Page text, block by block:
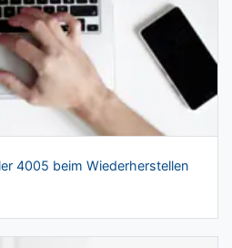
4005 beim Wiederherstellen